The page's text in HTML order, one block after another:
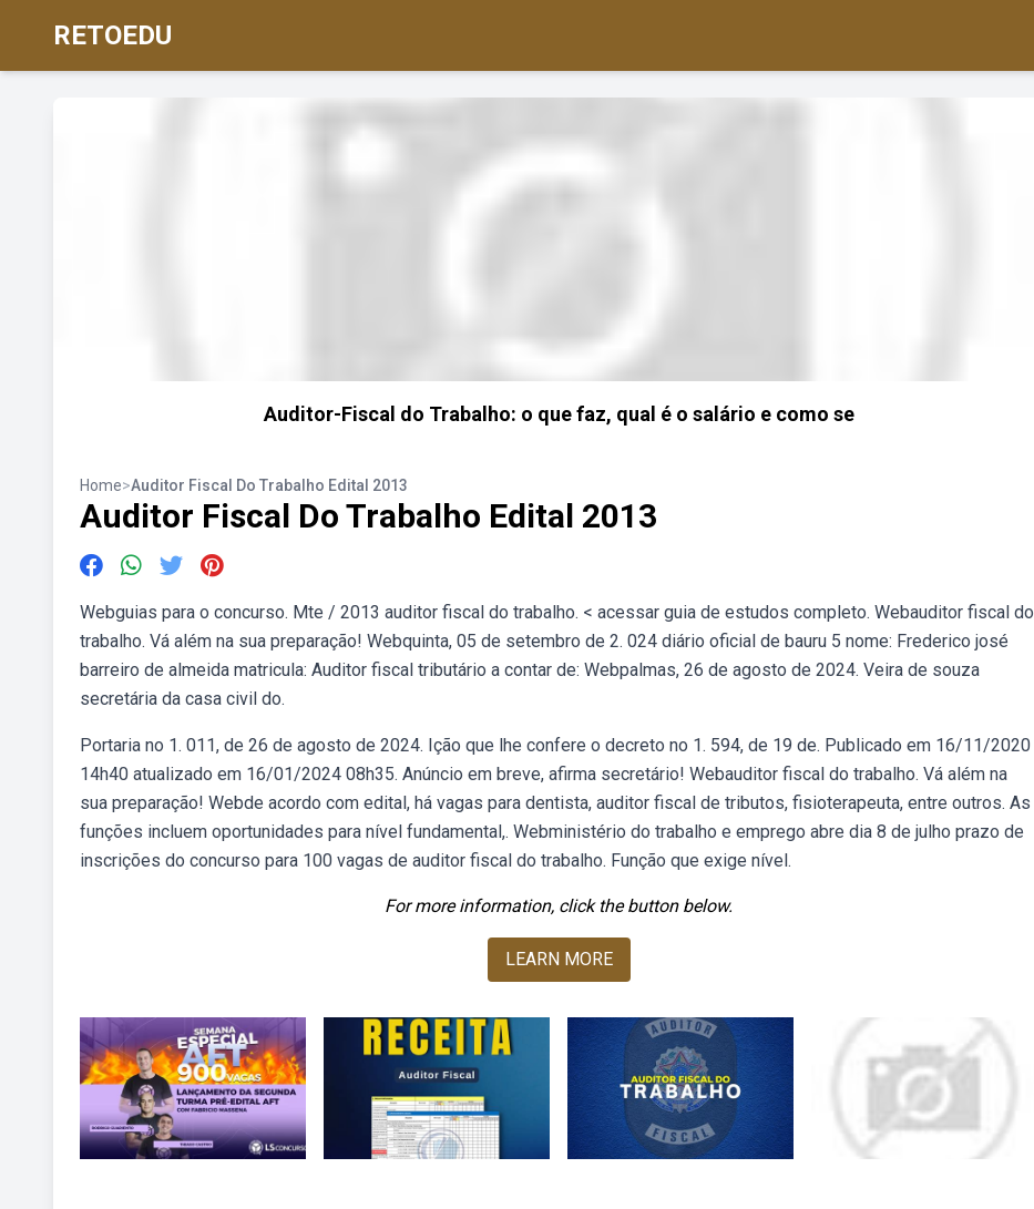
RETOEDU
Auditor-Fiscal do Trabalho: o que faz, qual é o salário e como se
Home>Auditor Fiscal Do Trabalho Edital 2013
Auditor Fiscal Do Trabalho Edital 2013
Webguias para o concurso. Mte / 2013 auditor fiscal do trabalho. < acessar guia de estudos completo. Webauditor fiscal do
trabalho. Vá além na sua preparação! Webquinta, 05 de setembro de 2. 024 diário oficial de bauru 5 nome: Frederico josé
barreiro de almeida matricula: Auditor fiscal tributário a contar de: Webpalmas, 26 de agosto de 2024. Veira de souza
secretária da casa civil do.
Portaria no 1. 011, de 26 de agosto de 2024. Ição que lhe confere o decreto no 1. 594, de 19 de. Publicado em 16/11/2020
14h40 atualizado em 16/01/2024 08h35. Anúncio em breve, afirma secretário! Webauditor fiscal do trabalho. Vá além na
sua preparação! Webde acordo com edital, há vagas para dentista, auditor fiscal de tributos, fisioterapeuta, entre outros. As
funções incluem oportunidades para nível fundamental,. Webministério do trabalho e emprego abre dia 8 de julho prazo de
inscrições do concurso para 100 vagas de auditor fiscal do trabalho. Função que exige nível.
For more information, click the button below.
LEARN MORE